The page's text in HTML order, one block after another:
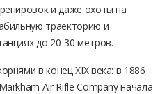
и даже охоты на
траекторию и
до 20-30 метров.
в конец XIX века: в 1886
Air Rifle Company начала